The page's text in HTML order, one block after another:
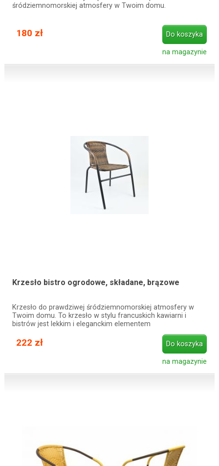
śródziemnomorskiej atmosfery w Twoim domu.
180 zł Do koszyka
na magazynie
Krzesło bistro ogrodowe, składane, brązowe
Krzesło do prawdziwej śródziemnomorskiej atmosfery w
Twoim domu. To krzesło w stylu francuskich kawiarni i
bistrów jest lekkim i eleganckim elementem
222 zł Do koszyka
na magazynie